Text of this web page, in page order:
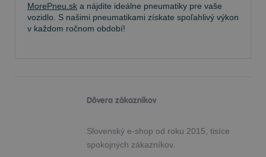
MorePneu.sk a nájdite ideálne pneumatiky pre vaše
vozidlo. S našimi pneumatikami získate spoľahlivý výkon
v každom ročnom období!
Dôvera zákazníkov
Slovenský e-shop od roku 2015, tisíce
spokojných zákazníkov.